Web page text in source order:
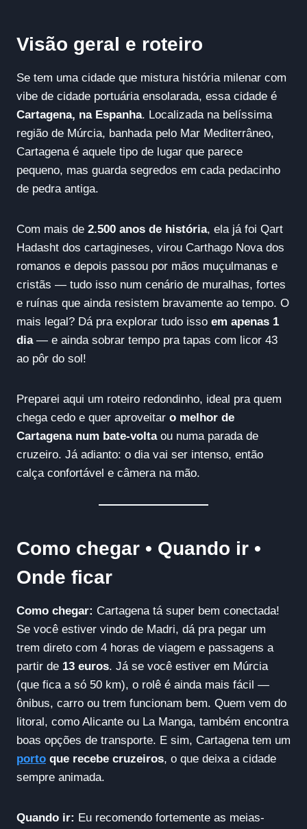
Visão geral e roteiro
Se tem uma cidade que mistura história milenar com
vibe de cidade portuária ensolarada, essa cidade é
Cartagena, na Espanha. Localizada na belíssima
região de Múrcia, banhada pelo Mar Mediterrâneo,
Cartagena é aquele tipo de lugar que parece
pequeno, mas guarda segredos em cada pedacinho
de pedra antiga.
Com mais de 2.500 anos de história, ela já foi Qart
Hadasht dos cartagineses, virou Carthago Nova dos
romanos e depois passou por mãos muçulmanas e
cristãs — tudo isso num cenário de muralhas, fortes
e ruínas que ainda resistem bravamente ao tempo. O
mais legal? Dá pra explorar tudo isso em apenas 1
dia— e ainda sobrar tempo pra tapas com licor 43
ao pôr do sol!
Preparei aqui um roteiro redondinho, ideal pra quem
chega cedo e quer aproveitar o melhor de
Cartagena num bate-voltaou numa parada de
cruzeiro. Já adianto: o dia vai ser intenso, então
calça confortável e câmera na mão.
Como chegar • Quando ir •
Onde ficar
Como chegar: Cartagena tá super bem conectada!
Se você estiver vindo de Madri, dá pra pegar um
trem direto com 4 horas de viagem e passagens a
partir de 13 euros. Já se você estiver em Múrcia
(que fica a só 50 km), o rolê é ainda mais fácil —
ônibus, carro ou trem funcionam bem. Quem vem do
litoral, como Alicante ou La Manga, também encontra
boas opções de transporte. E sim, Cartagena tem um
porto que recebe cruzeiros, o que deixa a cidade
sempre animada.
Quando ir: Eu recomendo fortemente as meias-